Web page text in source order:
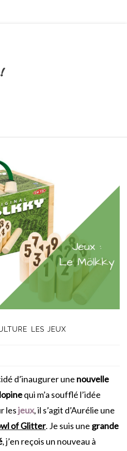
LES JEUX
d’inaugurer une nouvelle
qui m’a soufflé l’idée
lesjeux, il s’agit d’Aurélie une
of Glitter. Je suis une grande
, j’en reçois un nouveau à